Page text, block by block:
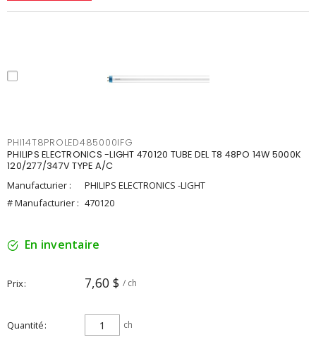
PHI14T8PROLED485000IFG
PHILIPS ELECTRONICS -LIGHT 470120 TUBE DEL T8 48PO 14W 5000K
120/277/347V TYPE A/C
Manufacturier :
PHILIPS ELECTRONICS -LIGHT
# Manufacturier : 470120
En inventaire
Prix 7,60 $ / ch
Quantité ch